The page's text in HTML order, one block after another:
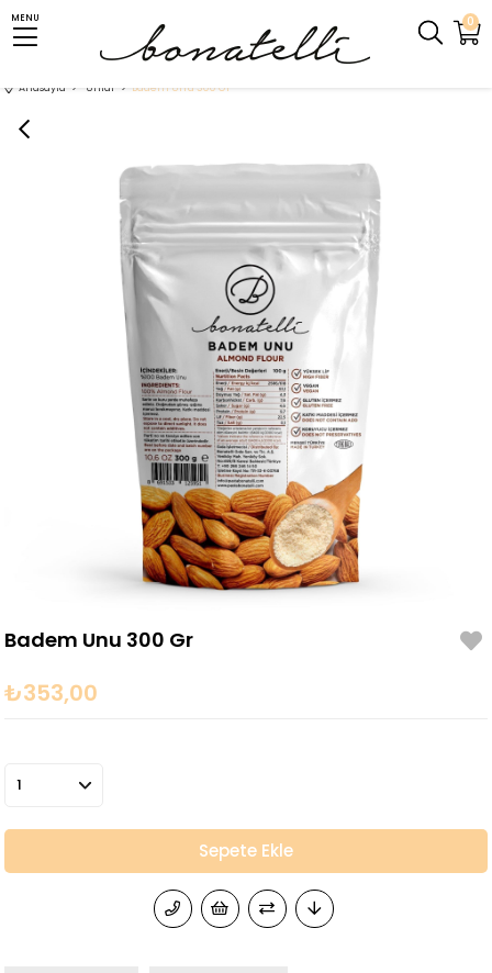
0
MENU
Anasayfa Unlar Badem Unu 300 Gr
Badem Unu 300 Gr
₺353,00